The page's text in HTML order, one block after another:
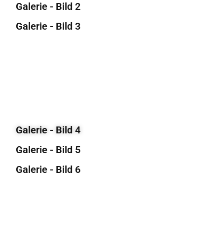
Galerie - Bild 2
Galerie - Bild 3
Galerie - Bild 4
Galerie - Bild 5
Galerie - Bild 6